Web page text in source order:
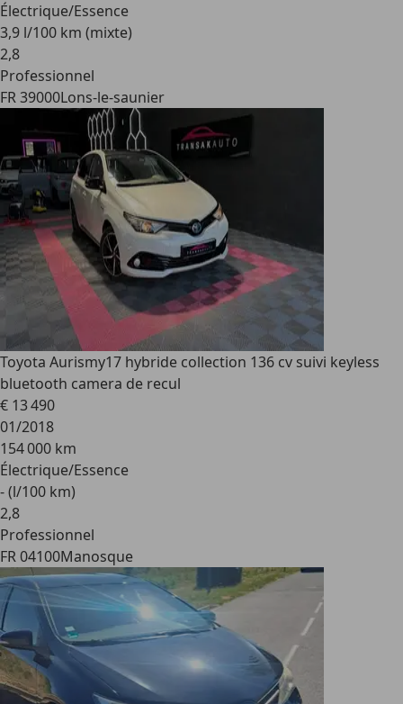
Électrique/Essence
3,9 l/100 km (mixte)
2,8
Professionnel
FR 39000Lons-le-saunier
Toyota Aurismy17 hybride collection 136 cv suivi keyless
bluetooth camera de recul
€ 13 490
01/2018
154 000 km
Électrique/Essence
- (l/100 km)
2,8
Professionnel
FR 04100Manosque